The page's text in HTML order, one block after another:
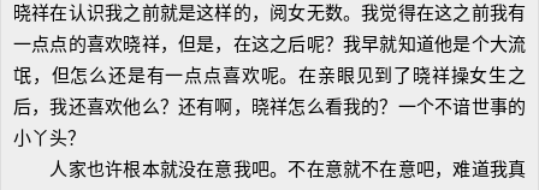
晓祥在认识我之前就是这样的，阅女无数。我觉得在这之前我有
一点点的喜欢晓祥，但是，在这之后呢？我早就知道他是个大流
氓，但怎么还是有一点点喜欢呢。在亲眼见到了晓祥操女生之
后，我还喜欢他么？还有啊，晓祥怎么看我的？一个不谙世事的
小丫头？
人家也许根本就没在意我吧。不在意就不在意吧，难道我真